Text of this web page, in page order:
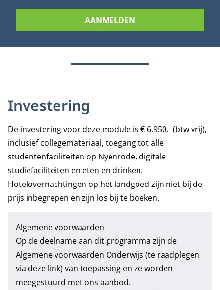
AANMELDEN
Investering
De investering voor deze module is € 6.950,- (btw vrij),
inclusief collegemateriaal, toegang tot alle
studentenfaciliteiten op Nyenrode, digitale
studiefaciliteiten en eten en drinken.
Hotelovernachtingen op het landgoed zijn niet bij de
prijs inbegrepen en zijn los bij te boeken.
Algemene voorwaarden
Op de deelname aan dit programma zijn de
Algemene voorwaarden Onderwijs (te raadplegen
via deze link) van toepassing en ze worden
meegestuurd met ons aanbod.